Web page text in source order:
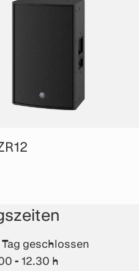
geschlossen
- 12.30 h